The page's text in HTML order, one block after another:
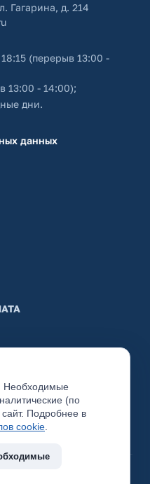
Гагарина, д. 214
(перерыв 13:00 -
13:00 - 14:00);
дни.
данных
официальный сайт
Необходимые
(по
Подробнее в
cookie